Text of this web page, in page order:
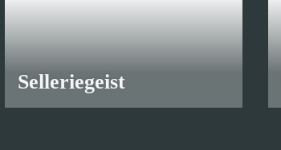
Selleriegeist